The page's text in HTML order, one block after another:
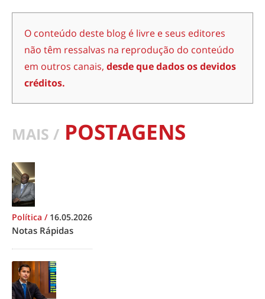
O conteúdo deste blog é livre e seus editores
não têm ressalvas na reprodução do conteúdo
em outros canais, desde que dados os devidos
créditos.
MAIS / POSTAGENS
Política / 16.05.2026
Notas Rápidas